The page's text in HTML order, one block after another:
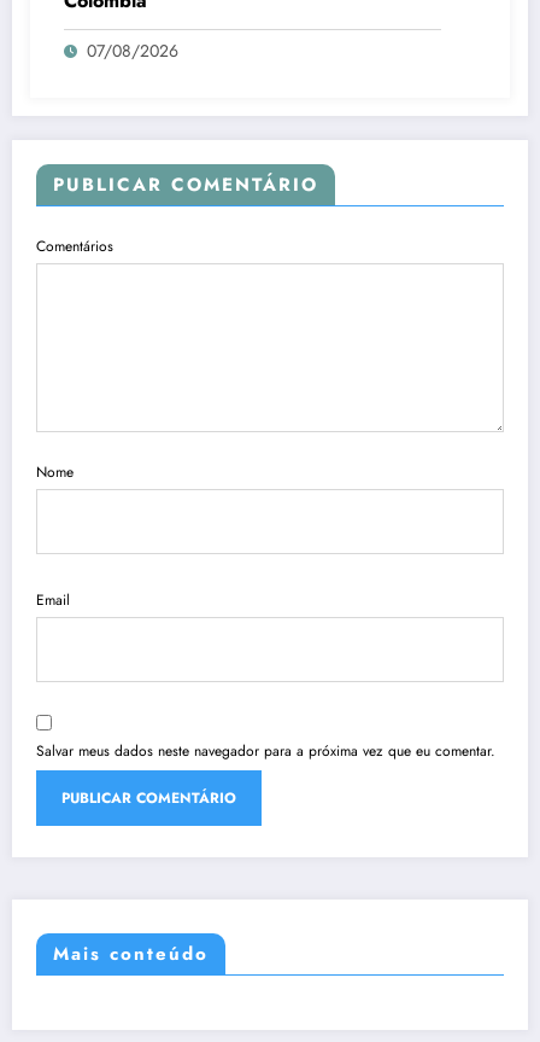
07/08/2026
PUBLICAR COMENTÁRIO
Comentários
Nome
Email
Salvar meus dados neste navegador para a próxima vez que eu comentar.
Mais conteúdo